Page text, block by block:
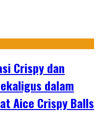
Crispy dan
dalam
Aice Crispy Balls